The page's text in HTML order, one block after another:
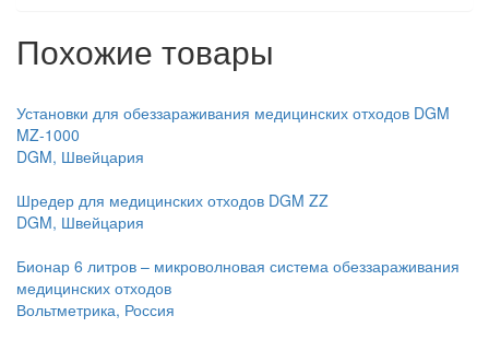
Похожие товары
Установки для обеззараживания медицинских отходов DGM
MZ-1000
DGM, Швейцария
Шредер для медицинских отходов DGM ZZ
DGM, Швейцария
Бионар 6 литров – микроволновая система обеззараживания
медицинских отходов
Вольтметрика, Россия